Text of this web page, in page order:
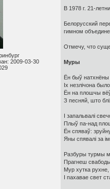
2009-03-30
В 1978 г. 21-
Белорусский
гимном
Отмечу, что
Муры
Ён быў натхнёны
Іх незлічона было.
Ён на плошчы
З песняй, што
І запальвалі
Плыў па-над
Ён спяваў:
Яны спявалі за
Разбуры турмы
Прагнеш
Мур хутка
І пахавае свет